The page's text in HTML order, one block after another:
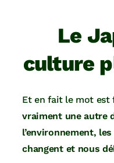
Le
culture
Et en fait le mot est
vraiment une autre
l’environnement,
changent et nous